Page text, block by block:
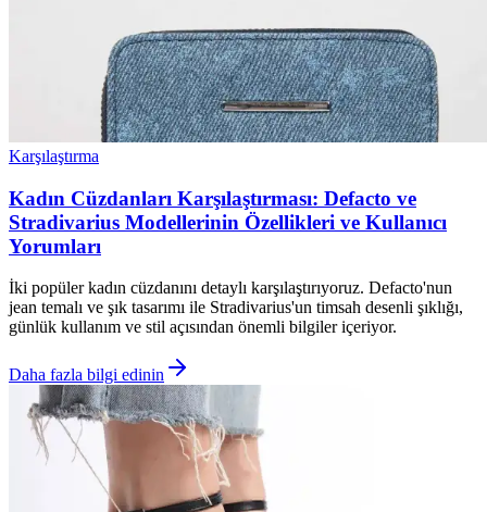
Karşılaştırma
Kadın Cüzdanları Karşılaştırması: Defacto ve
Stradivarius Modellerinin Özellikleri ve Kullanıcı
Yorumları
İki popüler kadın cüzdanını detaylı karşılaştırıyoruz. Defacto'nun
jean temalı ve şık tasarımı ile Stradivarius'un timsah desenli şıklığı,
günlük kullanım ve stil açısından önemli bilgiler içeriyor.
Daha fazla bilgi edinin